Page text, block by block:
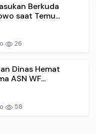
Berkuda
saat Temu...
26
Dinas Hemat
ASN WF...
58